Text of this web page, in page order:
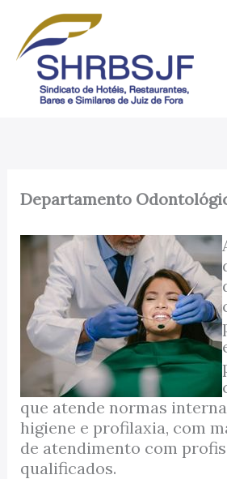
conteúdo
Departamento
que atende normas
higiene e profilaxia, com
de atendimento com
qualificados.